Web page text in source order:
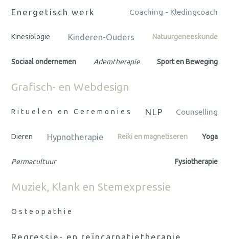
Energetisch werk Coaching - Kledingcoach
Kinesiologie Kinderen-Ouders Natuurgeneeskunde
Sociaal ondernemen Ademtherapie Sport en Beweging
Grafisch- en Webdesign
Rituelen en Ceremonies NLP Counselling
Dieren Hypnotherapie Reiki en magnetiseren Yoga
Permacultuur Fysiotherapie
Muziek, Klank en Stemexpressie
Osteopathie
Regressie- en reïncarnatietherapie